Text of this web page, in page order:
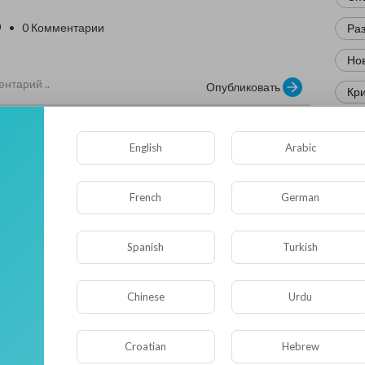
• 0 Комментарии
Опубликовать
Комментариев нет
English Arabic
French German
Spanish Turkish
Chinese Urdu
Croatian Hebrew